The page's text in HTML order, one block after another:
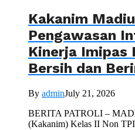
Kakanim
Pengawasan
Kinerja Imipas
Bersih dan
By adminJuly 21, 2026
BERITA PATROLI –
(Kakanim) Kelas II Non